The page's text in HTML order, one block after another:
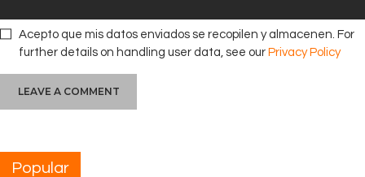
Acepto que mis datos enviados se recopilen y almacenen. For
further details on handling user data, see our Privacy Policy
Popular